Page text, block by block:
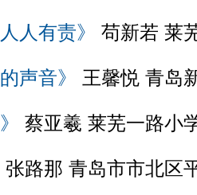
人有责》 苟新若 莱
声音》 王馨悦 青岛
蔡亚羲 莱芜一路小
张路那 青岛市市北区